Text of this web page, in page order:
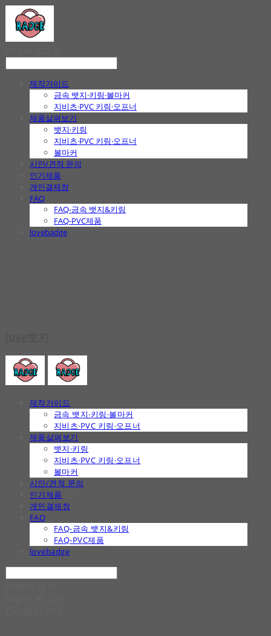
제작가이드
금속 뱃지·키링·볼마커
지비츠·PVC 키링·오프너
제품살펴보기
뱃지·키링
지비츠·PVC 키링·오프너
볼마커
시안/견적 문의
인기제품
개인결제창
FAQ
FAQ-금속 뱃지&키링
FAQ-PVC제품
lovebadge
제작가이드
금속 뱃지·키링·볼마커
지비츠·PVC 키링·오프너
제품살펴보기
뱃지·키링
지비츠·PVC 키링·오프너
볼마커
시안/견적 문의
인기제품
개인결제창
FAQ
FAQ-금속 뱃지&키링
FAQ-PVC제품
lovebadge